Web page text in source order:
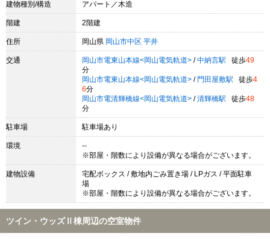
建物種別/構造 アパート／木造
階建 2階建
住所 岡山県 岡山市中区 平井
交通 岡山市電東山本線<岡山電気軌道> / 中納言駅 徒歩49
分
岡山市電東山本線<岡山電気軌道> / 門田屋敷駅 徒歩4
6分
岡山市電清輝橋線<岡山電気軌道> / 清輝橋駅 徒歩48
分
駐車場 駐車場あり
環境
--
※部屋・階数により設備が異なる場合がございます。
建物設備
宅配ボックス / 敷地内ごみ置き場 / LPガス / 平面駐車
場
※部屋・階数により設備が異なる場合がございます。
ツイン・ウッズⅡ棟周辺の空室物件